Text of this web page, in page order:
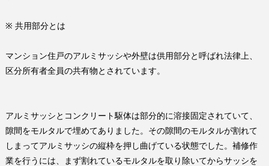
※ 共用部分とは
マンション住戸のアルミサッシや外壁は供用部分と呼ばれ法律上、
区分所有者全員の共有物とされています。
アルミサッシとコンクリート駆体は部分的に溶接固定されていて、
隙間をモルタルで埋めてありました。その隙間のモルタルが割れて
しまってアルミサッシの縦枠を押し曲げている状態でした。補修作
業を行うには、まず割れているモルタルを取り除いてからサッシを